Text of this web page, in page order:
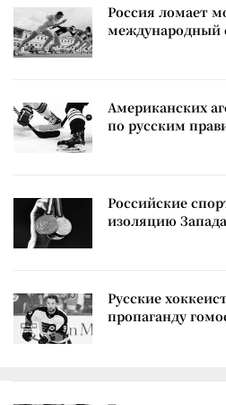
Россия ломает
международный
Американских
по русским
Российские
изоляцию Запада
Русские
пропаганду